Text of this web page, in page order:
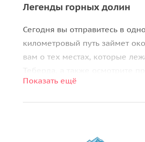
Легенды горных долин
Сегодня вы отправитесь в
километровый путь займет
вам о тех местах, которые
дорогу вам будет виден
Кроме увлекательного
историй тех, кто здесь жил.
Сентинский храм X века.
Показать ещё